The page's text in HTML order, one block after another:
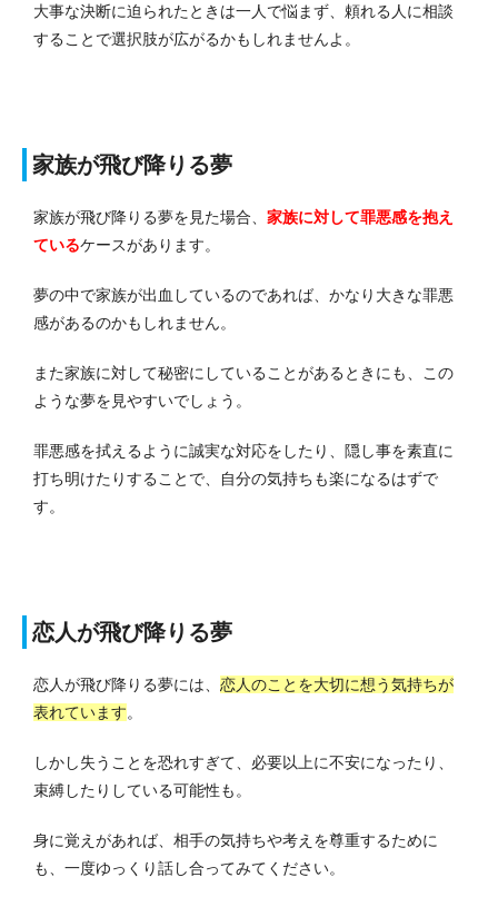
大事な決断に迫られたときは一人で悩まず、頼れる人に相談
することで選択肢が広がるかもしれませんよ。
家族が飛び降りる夢
家族が飛び降りる夢を見た場合、 家族に対して罪悪感を抱え
ているケースがあります。
夢の中で家族が出血しているのであれば、かなり大きな罪悪
感があるのかもしれません。
また家族に対して秘密にしていることがあるときにも、この
ような夢を見やすいでしょう。
罪悪感を拭えるように誠実な対応をしたり、隠し事を素直に
打ち明けたりすることで、自分の気持ちも楽になるはずで
す。
恋人が飛び降りる夢
恋人が飛び降りる夢には、 恋人のことを大切に想う気持ちが
表れています。
しかし失うことを恐れすぎて、必要以上に不安になったり、
束縛したりしている可能性も。
身に覚えがあれば、相手の気持ちや考えを尊重するために
も、一度ゆっくり話し合ってみてください。